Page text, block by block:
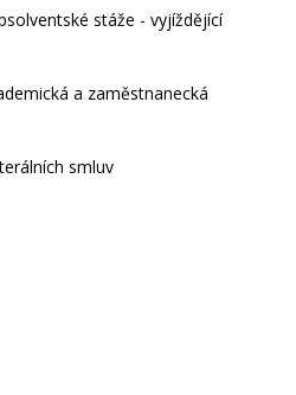
stáže - vyjíždějící
a zaměstnanecká
smluv